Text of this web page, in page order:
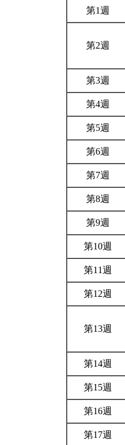
第1週
第2週
第3週
第4週
第5週
第6週
第7週
第8週
第9週
第10週
第11週
第12週
第13週
第14週
第15週
第16週
第17週